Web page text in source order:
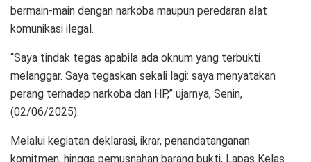
bermain-main dengan narkoba maupun peredaran alat
komunikasi ilegal.
“Saya tindak tegas apabila ada oknum yang terbukti
melanggar. Saya tegaskan sekali lagi: saya menyatakan
perang terhadap narkoba dan HP,” ujarnya, Senin,
(02/06/2025).
Melalui kegiatan deklarasi, ikrar, penandatanganan
komitmen, hingga pemusnahan barang bukti, Lapas Kelas